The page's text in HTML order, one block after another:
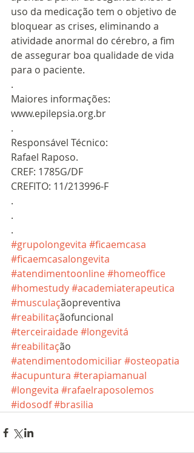
uso da medicação tem o objetivo de
bloquear as crises, eliminando a
atividade anormal do cérebro, a fim
de assegurar boa qualidade de vida
para o paciente.
.
Maiores informações:
www.epilepsia.org.br
.
Responsável Técnico:
Rafael Raposo.
CREF: 1785G/DF
CREFITO: 11/213996-F
.
.
.
#grupolongevita #ficaemcasa
#ficaemcasalongevita
#atendimentoonline#homeoffice
#homestudy#academiaterapeutica
#musculaçãopreventiva
#reabilitaçãofuncional
#terceiraidade#longevita
#reabilitação
#atendimentodomiciliar#osteopatia
#acupuntura #terapiamanual
#longevita #rafaelraposolemos
#idosodf#brasilia